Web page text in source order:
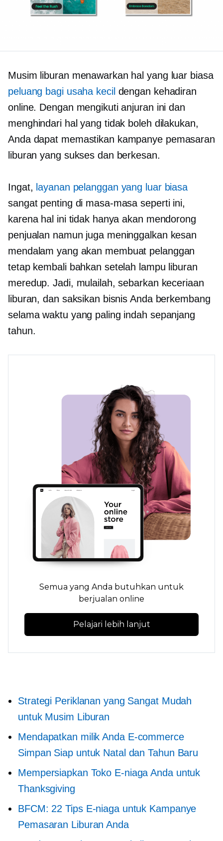
Musim liburan menawarkan hal yang luar biasa
peluang bagi usaha kecildengan kehadiran
online. Dengan mengikuti anjuran ini dan
menghindari hal yang tidak boleh dilakukan,
Anda dapat memastikan kampanye pemasaran
liburan yang sukses dan berkesan.
Ingat, layanan pelanggan yang luar biasa
sangat penting di masa-masa seperti ini,
karena hal ini tidak hanya akan mendorong
penjualan namun juga meninggalkan kesan
mendalam yang akan membuat pelanggan
tetap kembali bahkan setelah lampu liburan
meredup. Jadi, mulailah, sebarkan keceriaan
liburan, dan saksikan bisnis Anda berkembang
selama waktu yang paling indah sepanjang
tahun.
Semua yang Anda butuhkan untuk
berjualan online
Pelajari lebih lanjut
Strategi Periklanan yang Sangat Mudah
untuk Musim Liburan
Mendapatkan milik Anda E-commerce
Simpan Siap untuk Natal dan Tahun Baru
Mempersiapkan Toko E-niaga Anda untuk
Thanksgiving
BFCM: 22 Tips E-niaga untuk Kampanye
Pemasaran Liburan Anda